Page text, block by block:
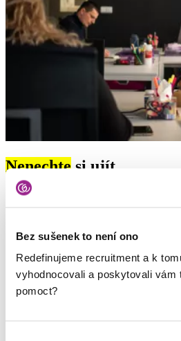
Bez sušenek to není ono
Redefinujeme recruitment a k
vyhodnocovali a poskytovali
pomoct?
Nenechte si ujít
Přihlaste se k odběru našeho
Jsem kandidát
Jsem HR
Vaše jméno
Vaše příjmení
E-mail